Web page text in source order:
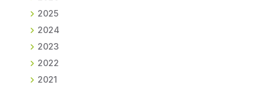
2025
2024
2023
2022
2021